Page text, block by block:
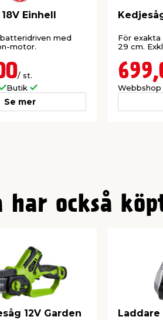
Fit for Use och betyder att detta
hållbarhet. Det goda
om att du väljer rätt verktyg.
Einhell
med
motor.
/ st.
Butik
Se mer
För exakta
29 cm.
Webbshop
har också
12V Garden Laddare